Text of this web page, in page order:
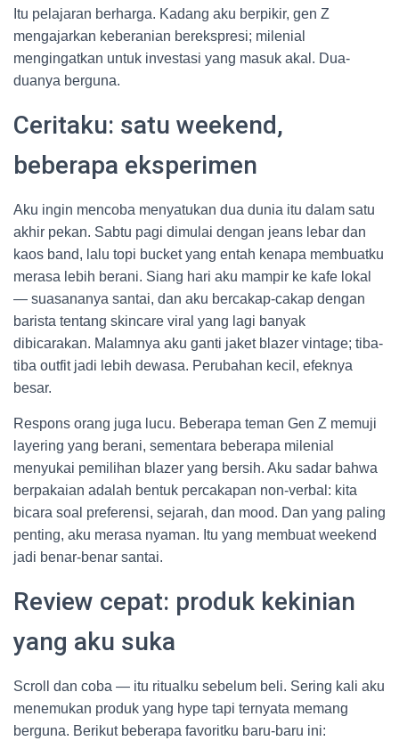
Itu pelajaran berharga. Kadang aku berpikir, gen Z
mengajarkan keberanian berekspresi; milenial
mengingatkan untuk investasi yang masuk akal. Dua-
duanya berguna.
Ceritaku: satu weekend,
beberapa eksperimen
Aku ingin mencoba menyatukan dua dunia itu dalam satu
akhir pekan. Sabtu pagi dimulai dengan jeans lebar dan
kaos band, lalu topi bucket yang entah kenapa membuatku
merasa lebih berani. Siang hari aku mampir ke kafe lokal
— suasananya santai, dan aku bercakap-cakap dengan
barista tentang skincare viral yang lagi banyak
dibicarakan. Malamnya aku ganti jaket blazer vintage; tiba-
tiba outfit jadi lebih dewasa. Perubahan kecil, efeknya
besar.
Respons orang juga lucu. Beberapa teman Gen Z memuji
layering yang berani, sementara beberapa milenial
menyukai pemilihan blazer yang bersih. Aku sadar bahwa
berpakaian adalah bentuk percakapan non-verbal: kita
bicara soal preferensi, sejarah, dan mood. Dan yang paling
penting, aku merasa nyaman. Itu yang membuat weekend
jadi benar-benar santai.
Review cepat: produk kekinian
yang aku suka
Scroll dan coba — itu ritualku sebelum beli. Sering kali aku
menemukan produk yang hype tapi ternyata memang
berguna. Berikut beberapa favoritku baru-baru ini: